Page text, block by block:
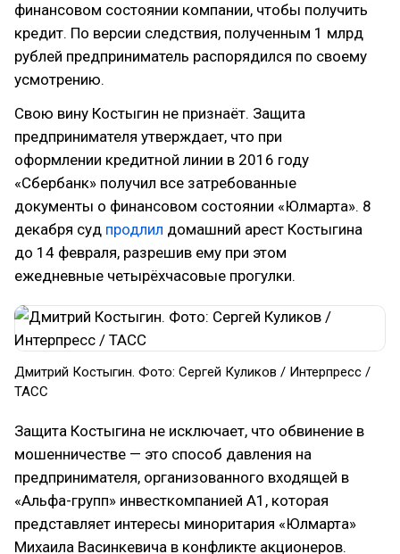
финансовом состоянии компании, чтобы получить
кредит. По версии следствия, полученным 1 млрд
рублей предприниматель распорядился по своему
усмотрению.
Свою вину Костыгин не признаёт. Защита
предпринимателя утверждает, что при
оформлении кредитной линии в 2016 году
«Сбербанк» получил все затребованные
документы о финансовом состоянии «Юлмарта». 8
декабря суд продлил домашний арест Костыгина
до 14 февраля, разрешив ему при этом
ежедневные четырёхчасовые прогулки.
Дмитрий Костыгин. Фото: Сергей Куликов / Интерпресс /
ТАСС
Защита Костыгина не исключает, что обвинение в
мошенничестве — это способ давления на
предпринимателя, организованного входящей в
«Альфа-групп» инвесткомпанией А1, которая
представляет интересы миноритария «Юлмарта»
Михаила Васинкевича в конфликте акционеров.